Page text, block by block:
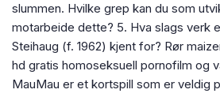
slummen. Hvilke grep kan du som
motarbeide dette? 5. Hva slags verk
Steihaug (f. 1962) kjent for? Rør
hd gratis homoseksuell pornofilm og
MauMau er et kortspill som er veldig